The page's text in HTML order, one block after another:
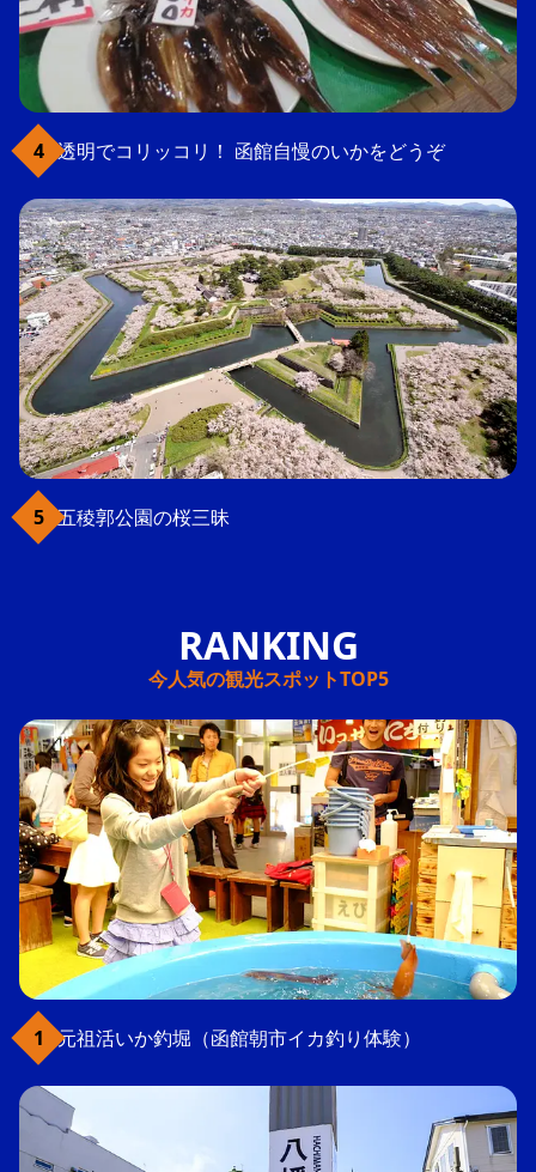
透明でコリッコリ！ 函館自慢のいかをどうぞ
五稜郭公園の桜三昧
今人気の観光スポットTOP5
元祖活いか釣堀（函館朝市イカ釣り体験）